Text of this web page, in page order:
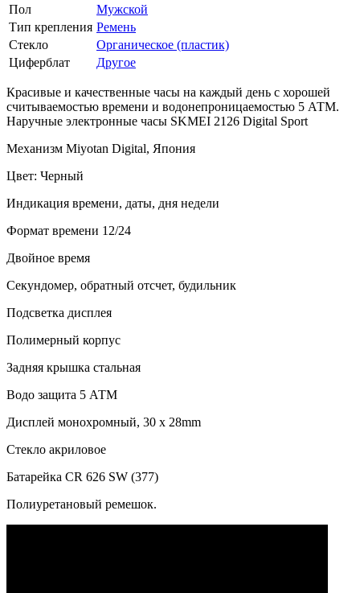
Пол
Мужской
Тип крепления Ремень
Стекло
Органическое (пластик)
Циферблат
Другое
Красивые и качественные часы на каждый день с хорошей
считываемостью времени и водонепроницаемостью 5 АТМ.
Наручные электронные часы SKMEI 2126 Digital Sport
Механизм Miyotan Digital, Япония
Цвет: Черный
Индикация времени, даты, дня недели
Формат времени 12/24
Двойное время
Секундомер, обратный отсчет, будильник
Подсветка дисплея
Полимерный корпус
Задняя крышка стальная
Водо защита 5 АТМ
Дисплей монохромный, 30 x 28mm
Стекло акриловое
Батарейка CR 626 SW (377)
Полиуретановый ремешок.